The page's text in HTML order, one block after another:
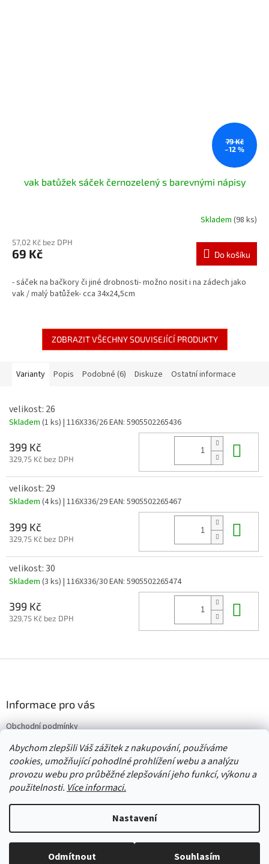
Abychom zlepšili Váš zážitek z nakupování, používáme
cookies, umožňující pohodlné prohlížení webu a analýzu
provozu webu pro průběžné zlepšování jeho funkcí, výkonu a
použitelnosti. Více informaci.
Nastavení
Odmítnout Souhlasím
79 Kč
–12 %
vak batůžek sáček černozelený s barevnými nápisy
Skladem (98 ks)
57,02 Kč bez DPH
69 Kč Do košíku
- sáček na bačkory či jiné drobnosti- možno nosit i na zádech jako
vak / malý batůžek- cca 34x24,5cm
ZOBRAZIT VŠECHNY SOUVISEJÍCÍ PRODUKTY
Varianty Popis Podobné (6) Diskuze Ostatní informace
velikost: 26
Skladem (1 ks) | 116X336/26EAN: 5905502265436
399 Kč
329,75 Kč bez DPH
velikost: 29
Skladem (4 ks) | 116X336/29EAN: 5905502265467
399 Kč
329,75 Kč bez DPH
velikost: 30
Skladem (3 ks) | 116X336/30EAN: 5905502265474
399 Kč
329,75 Kč bez DPH
í
Informace pro vás
Obchodní podmínky
Vrácení/výměna/reklamace
Velkoobchod
Copyright 2026Červený Tulipán. Všechna práva vyhrazena.Upravit